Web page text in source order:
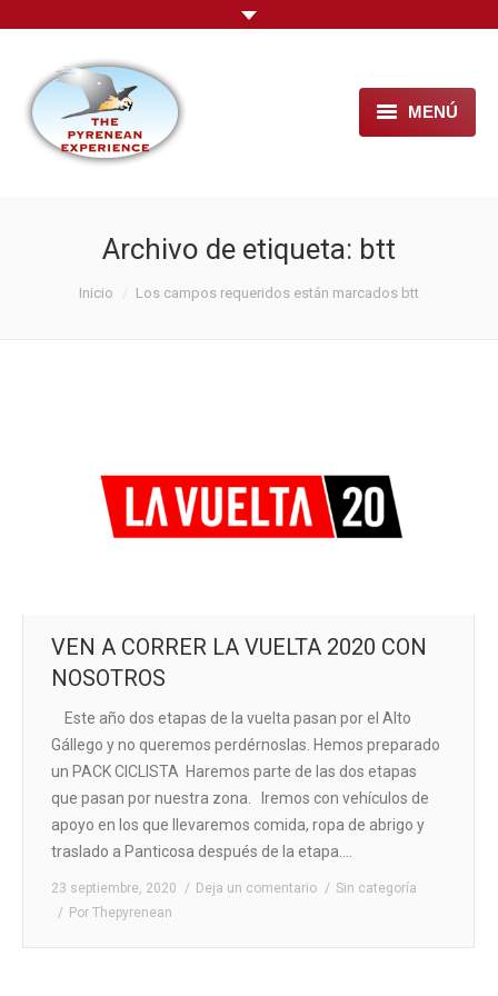
MENÚ
CONTACTO
Archivo de etiqueta: btt
Estás aquí:Inicio Los campos requeridos están marcados btt
VEN A CORRER LA VUELTA 2020 CON
NOSOTROS
Este año dos etapas de la vuelta pasan por el Alto
Gállego y no queremos perdérnoslas. Hemos preparado
un PACK CICLISTA Haremos parte de las dos etapas
que pasan por nuestra zona. Iremos con vehículos de
apoyo en los que llevaremos comida, ropa de abrigo y
traslado a Panticosa después de la etapa.…
23 septiembre, 2020 Deja un comentario
Sin categoría
Por Thepyrenean